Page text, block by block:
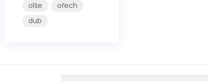
olše
ořech
dub